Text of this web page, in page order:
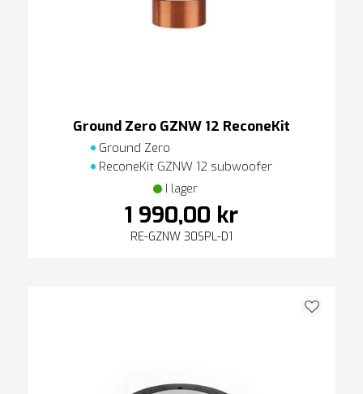
Ground Zero GZNW 12 ReconeKit
Ground Zero
ReconeKit GZNW 12 subwoofer
I lager
1 990,00 kr
RE-GZNW 30SPL-D1